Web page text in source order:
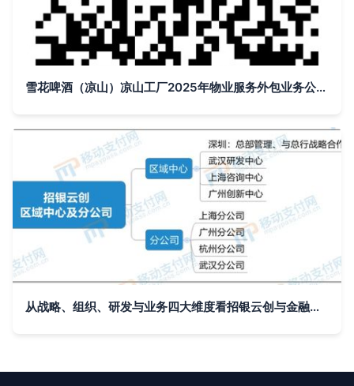
雪花啤酒（凉山）凉山工厂2025年物业服务外包业务公开招标采购中标候选人公示——基于云的业务外包服务模式分析
从战略、组织、研发与业务四大维度看招银云创与金融壹账通的云服务外包竞争格局